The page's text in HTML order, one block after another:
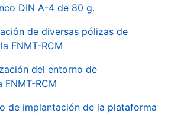
DIN A-4 de 80 g.
de diversas pólizas de
FNMT-RCM
del entorno de
RCM
de implantación de la plataforma